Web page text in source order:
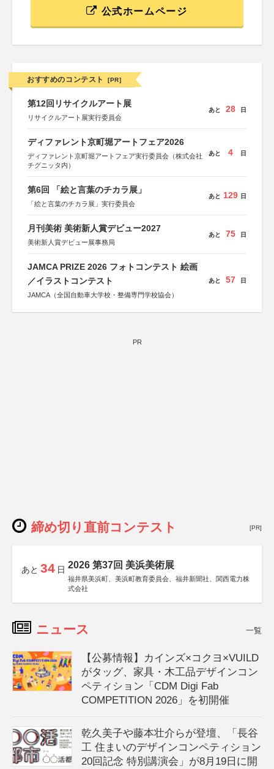
公式ホームページ
おすすめのコンテスト [PR]
第12回リサイクルアート展
リサイクルアート展実行委員会
あと 28 日
ディファレント京町堀アートフェア2026
ディファレント京町堀アートフェア実行委員会（株式会社
チグニッタ内）
あと 4 日
第6回 「絵と言葉のチカラ展」
「絵と言葉のチカラ展」実行委員会
あと 129 日
月刊美術 美術新人賞デビュー2027
美術新人賞デビュー展事務局
あと 75 日
JAMCA PRIZE 2026 フォトコンテスト 絵画
／イラストコンテスト
JAMCA（全国自動車大学校・整備専門学校協会）
あと 57 日
PR
締め切り直前コンテスト [PR]
あと 34 日 2026 第37回 美浜美術展
福井県美浜町、美浜町教育委員会、福井新聞社、関西電力株
式会社
ニュース 一覧
【公募情報】カインズ×コクヨ×VUILD
がタッグ、家具・木工品デザインコン
ペティション「CDM Digi Fab
COMPETITION 2026」を初開催
乾久美子や藤本壮介らが登壇、「長谷
工 住まいのデザインコンペティション
20回記念 特別講演会」が8月19日に開